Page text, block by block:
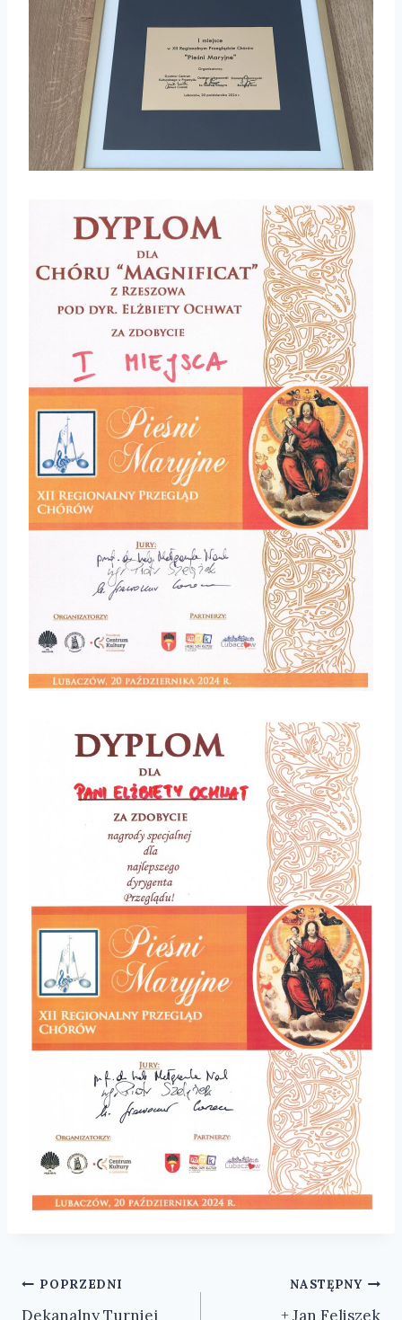
Nawigacja
POPRZEDNI
Dekanalny Turniej
NASTĘPNY
+ Jan Feliszek